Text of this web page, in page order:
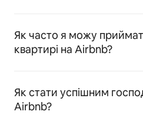
Як часто я можу
квартирі на Airbnb?
Як стати успішним
Airbnb?